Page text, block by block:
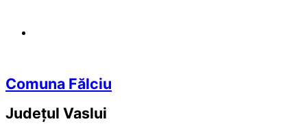
Comuna Fălciu
Județul Vaslui